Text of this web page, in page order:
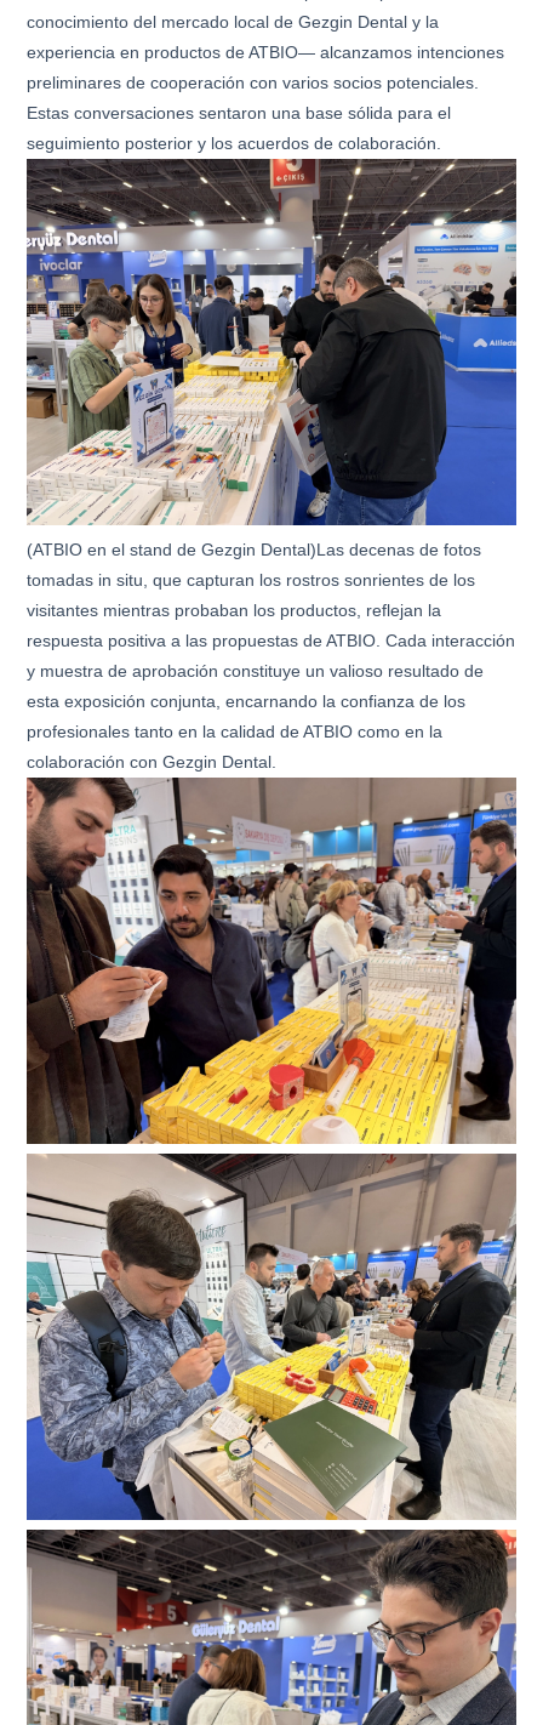
conocimiento del mercado local de Gezgin Dental y la
experiencia en productos de ATBIO— alcanzamos intenciones
preliminares de cooperación con varios socios potenciales.
Estas conversaciones sentaron una base sólida para el
seguimiento posterior y los acuerdos de colaboración.
(ATBIO en el stand de Gezgin Dental)Las decenas de fotos
tomadas in situ, que capturan los rostros sonrientes de los
visitantes mientras probaban los productos, reflejan la
respuesta positiva a las propuestas de ATBIO. Cada interacción
y muestra de aprobación constituye un valioso resultado de
esta exposición conjunta, encarnando la confianza de los
profesionales tanto en la calidad de ATBIO como en la
colaboración con Gezgin Dental.